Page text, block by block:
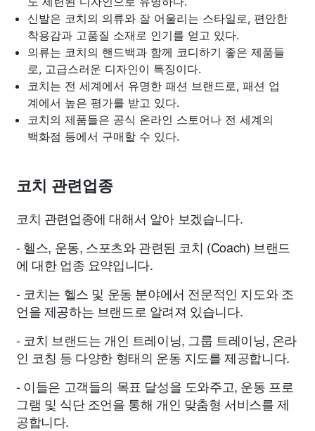
신발은 코치의 의류와 잘 어울리는 스타일로, 편안한
착용감과 고품질 소재로 인기를 얻고 있다.
의류는 코치의 핸드백과 함께 코디하기 좋은 제품들
로, 고급스러운 디자인이 특징이다.
코치는 전 세계에서 유명한 패션 브랜드로, 패션 업
계에서 높은 평가를 받고 있다.
코치의 제품들은 공식 온라인 스토어나 전 세계의
백화점 등에서 구매할 수 있다.
코치 관련업종
코치 관련업종에 대해서 알아 보겠습니다.
- 헬스, 운동, 스포츠와 관련된 코치 (Coach) 브랜드
에 대한 업종 요약입니다.
- 코치는 헬스 및 운동 분야에서 전문적인 지도와 조
언을 제공하는 브랜드로 알려져 있습니다.
- 코치 브랜드는 개인 트레이닝, 그룹 트레이닝, 온라
인 코칭 등 다양한 형태의 운동 지도를 제공합니다.
- 이들은 고객들의 목표 달성을 도와주고, 운동 프로
그램 및 식단 조언을 통해 개인 맞춤형 서비스를 제
공합니다.